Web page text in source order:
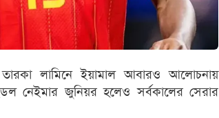
লামিনে ইয়ামাল আবারও আলোচনায়
নেইমার জুনিয়র হলেও সর্বকালের সেরার